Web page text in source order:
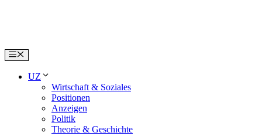
Menu
UZ
Wirtschaft & Soziales
Positionen
Anzeigen
Politik
Theorie & Geschichte